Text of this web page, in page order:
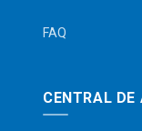
FAQ
CENTRAL DE